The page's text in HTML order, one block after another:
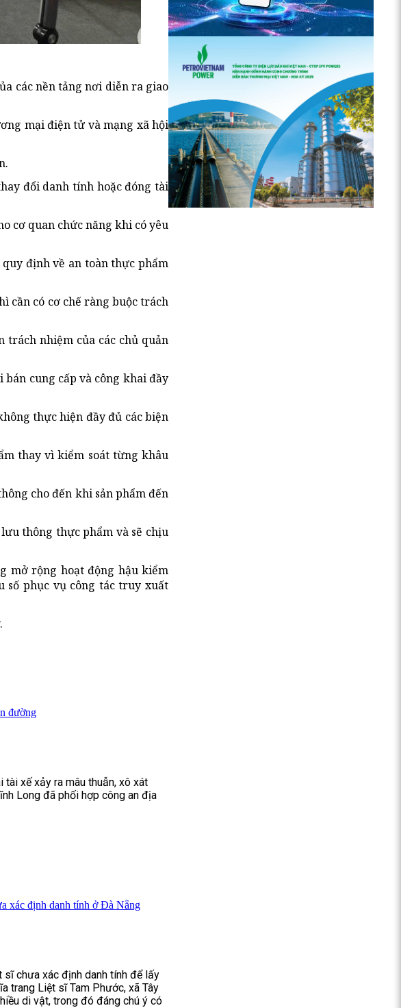
các nền tảng nơi diễn ra giao
mại điện tử và mạng xã hội
đổi danh tính hoặc đóng tài
cơ quan chức năng khi có yêu
định về an toàn thực phẩm
cần có cơ chế ràng buộc trách
trách nhiệm của các chủ quản
cung cấp và công khai đầy
thực hiện đầy đủ các biện
thay vì kiểm soát từng khâu
cho đến khi sản phẩm đến
thông thực phẩm và sẽ chịu
mở rộng hoạt động hậu kiểm
số phục vụ công tác truy xuất
đường
xế xảy ra mâu thuẫn, xô xát
Long đã phối hợp công an địa
xác định danh tính ở Đà Nẵng
chưa xác định danh tính để lấy
trang Liệt sĩ Tam Phước, xã Tây
di vật, trong đó đáng chú ý có